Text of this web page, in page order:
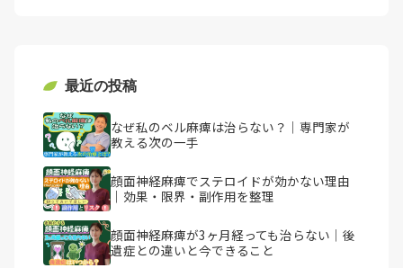
最近の投稿
なぜ私のベル麻痺は治らない？｜専門家が
教える次の一手
顔面神経麻痺でステロイドが効かない理由
｜効果・限界・副作用を整理
顔面神経麻痺が3ヶ月経っても治らない｜後
遺症との違いと今できること